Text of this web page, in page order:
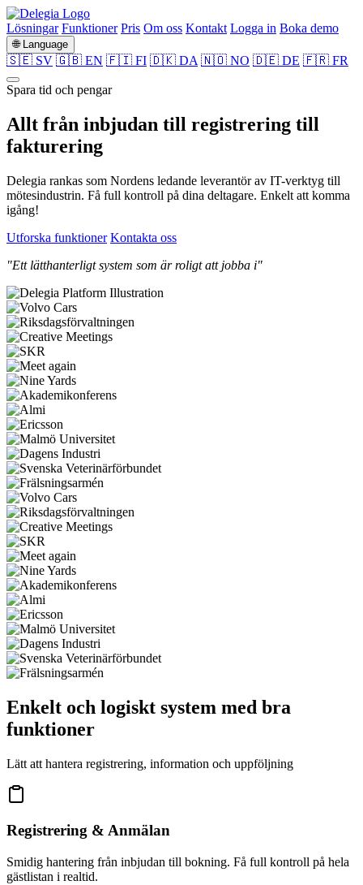
Lösningar Funktioner Pris Om oss Kontakt Logga in Boka demo
🌐 Language
🇸🇪 SV 🇬🇧 EN 🇫🇮 FI 🇩🇰 DA 🇳🇴 NO 🇩🇪 DE 🇫🇷 FR
Spara tid och pengar
Allt från inbjudan till registrering till
fakturering
Delegia rankas som Nordens ledande leverantör av IT-verktyg till
mötesindustrin. Få full kontroll på dina deltagare. Enkelt att komma
igång!
Utforska funktioner Kontakta oss
"Ett lätthanterligt system som är roligt att jobba i"
Enkelt och logiskt system med bra
funktioner
Lätt att hantera registrering, information och uppföljning
Registrering & Anmälan
Smidig hantering från inbjudan till bokning. Få full kontroll på hela
gästlistan i realtid.